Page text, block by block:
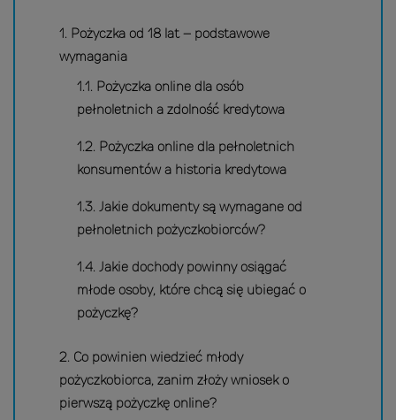
1. Pożyczka od 18 lat – podstawowe
wymagania
1.1. Pożyczka online dla osób
pełnoletnich a zdolność kredytowa
1.2. Pożyczka online dla pełnoletnich
konsumentów a historia kredytowa
1.3. Jakie dokumenty są wymagane od
pełnoletnich pożyczkobiorców?
1.4. Jakie dochody powinny osiągać
młode osoby, które chcą się ubiegać o
pożyczkę?
2. Co powinien wiedzieć młody
pożyczkobiorca, zanim złoży wniosek o
pierwszą pożyczkę online?